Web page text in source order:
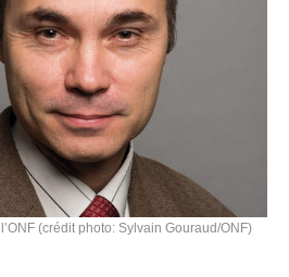
(crédit photo: Sylvain Gouraud/ONF)